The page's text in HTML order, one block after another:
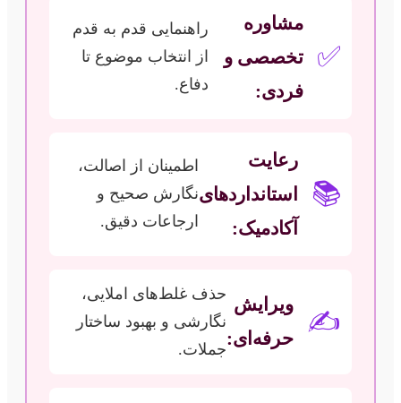
✅
مشاوره
تخصصی و
فردی:
راهنمایی قدم به قدم
از انتخاب موضوع تا
دفاع.
📚
رعایت
استانداردهای
آکادمیک:
اطمینان از اصالت،
نگارش صحیح و
ارجاعات دقیق.
✍️
ویرایش
حرفه‌ای:
حذف غلط‌های املایی،
نگارشی و بهبود ساختار
جملات.